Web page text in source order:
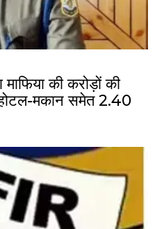
की करोड़ों की
मकान समेत 2.40